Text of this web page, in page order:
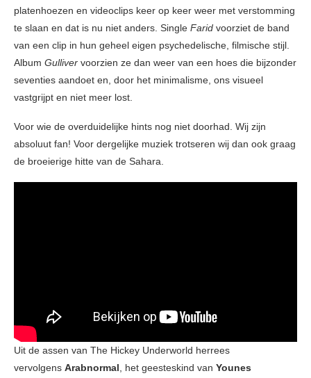
platenhoezen en videoclips keer op keer weer met verstomming
te slaan en dat is nu niet anders. Single Farid voorziet de band
van een clip in hun geheel eigen psychedelische, filmische stijl.
Album Gulliver voorzien ze dan weer van een hoes die bijzonder
seventies aandoet en, door het minimalisme, ons visueel
vastgrijpt en niet meer lost.
Voor wie de overduidelijke hints nog niet doorhad. Wij zijn
absoluut fan! Voor dergelijke muziek trotseren wij dan ook graag
de broeierige hitte van de Sahara.
Uit de assen van The Hickey Underworld herrees
vervolgens Arabnormal , het geesteskind van Younes